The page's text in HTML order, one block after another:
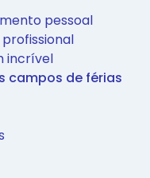
pessoal
incrível
campos de férias